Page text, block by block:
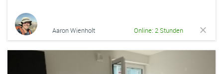
Aaron Wienholt Online: 2 Stunden